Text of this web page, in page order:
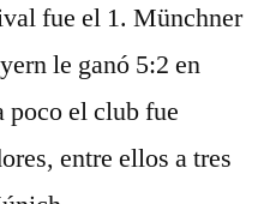
fue el 1. Münchner
le ganó 5:2 en
poco el club fue
entre ellos a tres